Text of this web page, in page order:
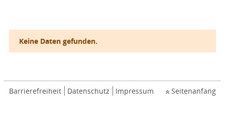
Keine Daten gefunden.
Barrierefreiheit Datenschutz Impressum Seitenanfang